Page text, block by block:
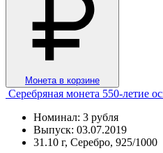
Монета в корзине
Серебряная монета 550-летие
Номинал: 3 рубля
Выпуск: 03.07.2019
31.10 г, Серебро, 925/1000